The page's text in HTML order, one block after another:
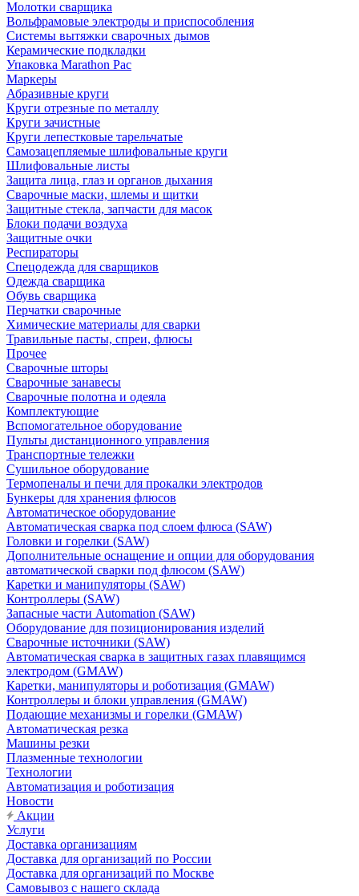
Молотки сварщика
Вольфрамовые электроды и приспособления
Системы вытяжки сварочных дымов
Керамические подкладки
Упаковка Marathon Pac
Маркеры
Абразивные круги
Круги отрезные по металлу
Круги зачистные
Круги лепестковые тарельчатые
Самозацепляемые шлифовальные круги
Шлифовальные листы
Защита лица, глаз и органов дыхания
Сварочные маски, шлемы и щитки
Защитные стекла, запчасти для масок
Блоки подачи воздуха
Защитные очки
Респираторы
Спецодежда для сварщиков
Одежда сварщика
Обувь сварщика
Перчатки сварочные
Химические материалы для сварки
Травильные пасты, спреи, флюсы
Прочее
Сварочные шторы
Сварочные занавесы
Сварочные полотна и одеяла
Комплектующие
Вспомогательное оборудование
Пульты дистанционного управления
Транспортные тележки
Сушильное оборудование
Термопеналы и печи для прокалки электродов
Бункеры для хранения флюсов
Автоматическое оборудование
Автоматическая сварка под слоем флюса (SAW)
Головки и горелки (SAW)
Дополнительные оснащение и опции для оборудования
автоматической сварки под флюсом (SAW)
Каретки и манипуляторы (SAW)
Контроллеры (SAW)
Запасные части Automation (SAW)
Оборудование для позиционирования изделий
Сварочные источники (SAW)
Автоматическая сварка в защитных газах плавящимся
электродом (GMAW)
Каретки, манипуляторы и роботизация (GMAW)
Контроллеры и блоки управления (GMAW)
Подающие механизмы и горелки (GMAW)
Автоматическая резка
Машины резки
Плазменные технологии
Технологии
Автоматизация и роботизация
Новости
Акции
Услуги
Доставка организациям
Доставка для организаций по России
Доставка для организаций по Москве
Самовывоз с нашего склада